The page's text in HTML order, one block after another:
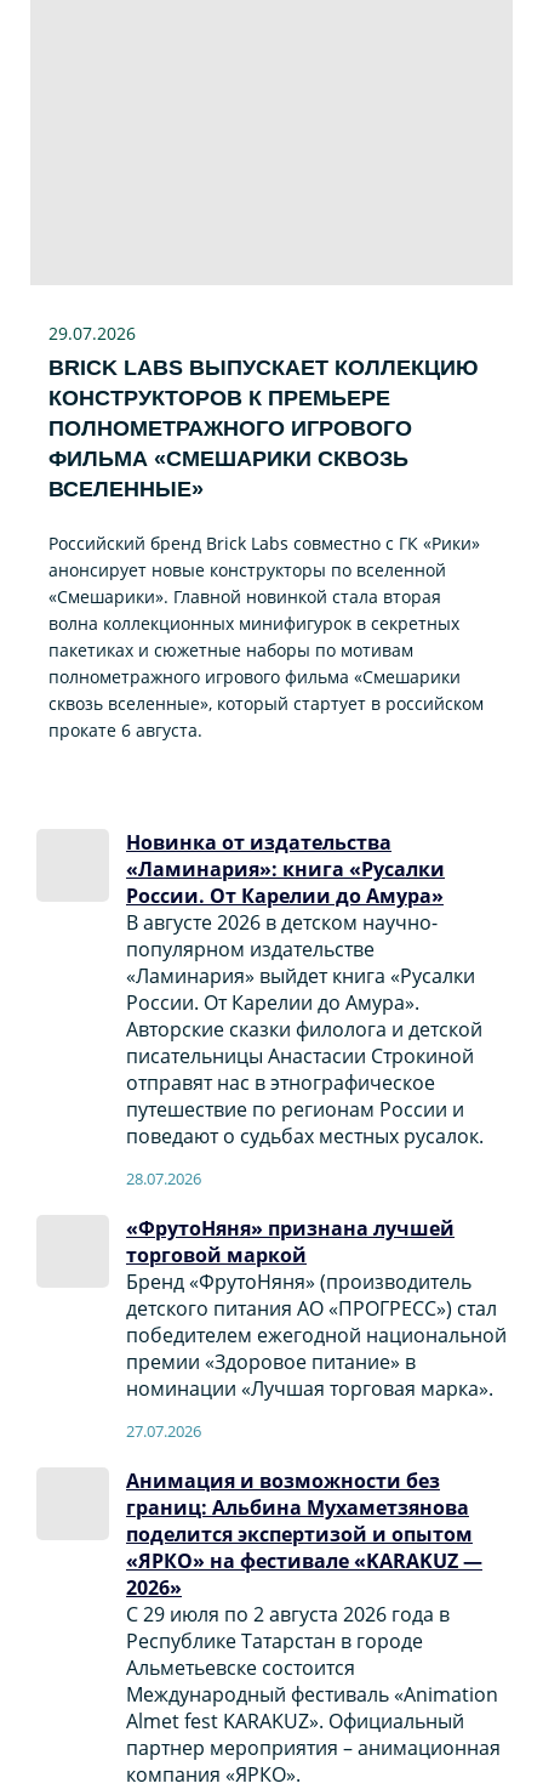
29.07.2026
BRICK LABS ВЫПУСКАЕТ КОЛЛЕКЦИЮ
КОНСТРУКТОРОВ К ПРЕМЬЕРЕ
ПОЛНОМЕТРАЖНОГО ИГРОВОГО
ФИЛЬМА «CМЕШАРИКИ СКВОЗЬ
ВСЕЛЕННЫЕ»
Российский бренд Brick Labs совместно с ГК «Рики»
анонсирует новые конструкторы по вселенной
«Смешарики». Главной новинкой стала вторая
волна коллекционных минифигурок в секретных
пакетиках и сюжетные наборы по мотивам
полнометражного игрового фильма «Смешарики
сквозь вселенные», который стартует в российском
прокате 6 августа.
Новинка от издательства
«Ламинария»: книга «Русалки
России. От Карелии до Амура»
В августе 2026 в детском научно-
популярном издательстве
«Ламинария» выйдет книга «Русалки
России. От Карелии до Амура».
Авторские сказки филолога и детской
писательницы Анастасии Строкиной
отправят нас в этнографическое
путешествие по регионам России и
поведают о судьбах местных русалок.
28.07.2026
«ФрутоНяня» признана лучшей
торговой маркой
Бренд «ФрутоНяня» (производитель
детского питания АО «ПРОГРЕСС») стал
победителем ежегодной национальной
премии «Здоровое питание» в
номинации «Лучшая торговая марка».
27.07.2026
Анимация и возможности без
границ: Альбина Мухаметзянова
поделится экспертизой и опытом
«ЯРКО» на фестивале «KARAKUZ —
2026»
С 29 июля по 2 августа 2026 года в
Республике Татарстан в городе
Альметьевске состоится
Международный фестиваль «Animation
Almet fest KARAKUZ». Официальный
партнер мероприятия – анимационная
компания «ЯРКО».